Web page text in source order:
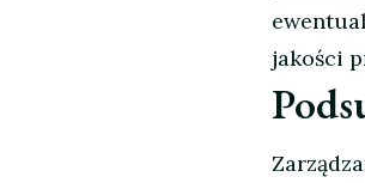
jakości